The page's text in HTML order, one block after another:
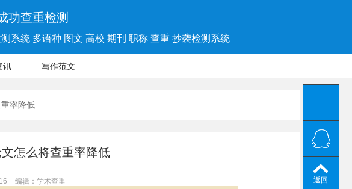
功查重检测
系统 多语种 图文 高校 期刊 职称 查重 抄袭检测系统
讯 写作范文
率降低
怎么将查重率降低
编辑：学术查重 返回